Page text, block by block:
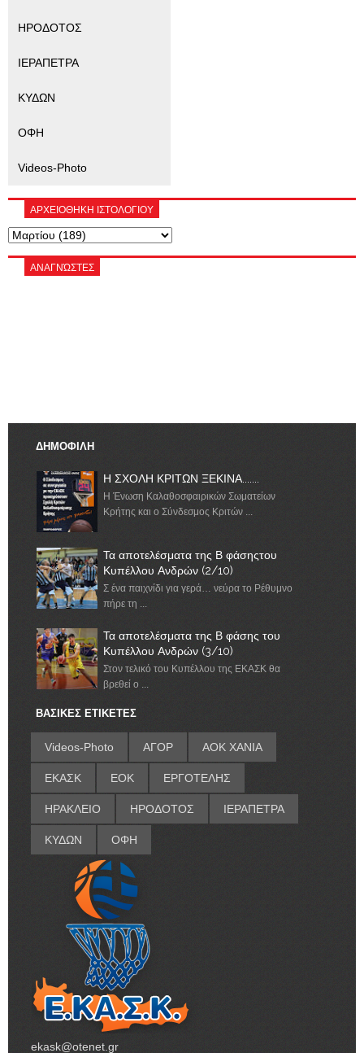
ΗΡΟΔΟΤΟΣ
ΙΕΡΑΠΕΤΡΑ
ΚΥΔΩΝ
ΟΦΗ
Videos-Photo
ΑΡΧΕΙΟΘΗΚΗ ΙΣΤΟΛΟΓΙΟΥ
ΑΝΑΓΝΏΣΤΕΣ
ΔΗΜΟΦΙΛΗ
Η ΣΧΟΛΗ ΚΡΙΤΩΝ ΞΕΚΙΝΑ.......
Η Ένωση Καλαθοσφαιρικών Σωματείων
Κρήτης και ο Σύνδεσμος Κριτών ...
Τα αποτελέσματα της Β φάσηςτου
Κυπέλλου Ανδρών (2/10)
Σ ένα παιχνίδι για γερά… νεύρα το Ρέθυμνο
πήρε τη ...
Τα αποτελέσματα της Β φάσης του
Κυπέλλου Ανδρών (3/10)
Στον τελικό του Κυπέλλου της ΕΚΑΣΚ θα
βρεθεί ο ...
ΒΑΣΙΚΕΣ ΕΤΙΚΕΤΕΣ
Videos-Photo ΑΓΟΡ ΑΟΚ ΧΑΝΙΑ
ΕΚΑΣΚ ΕΟΚ ΕΡΓΟΤΕΛΗΣ
ΗΡΑΚΛΕΙΟ ΗΡΟΔΟΤΟΣ ΙΕΡΑΠΕΤΡΑ
ΚΥΔΩΝ ΟΦΗ
ekask@otenet.gr